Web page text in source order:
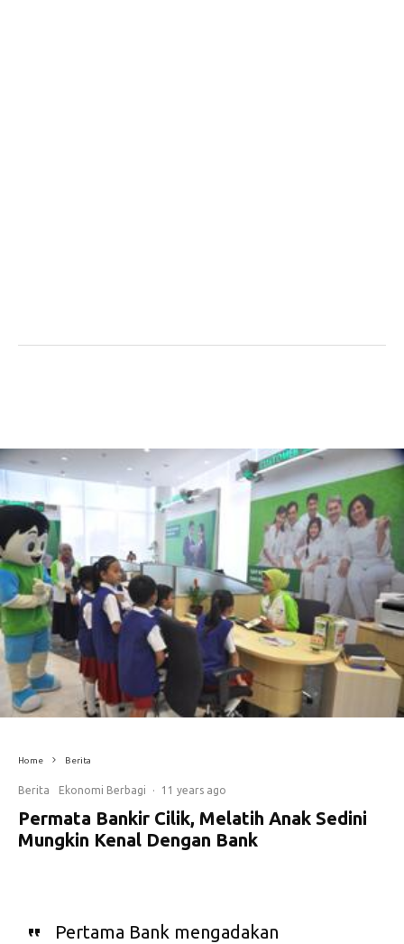
Home Berita
Berita Ekonomi Berbagi · 11 years ago
Permata Bankir Cilik, Melatih Anak Sedini
Mungkin Kenal Dengan Bank
Pertama Bank mengadakan